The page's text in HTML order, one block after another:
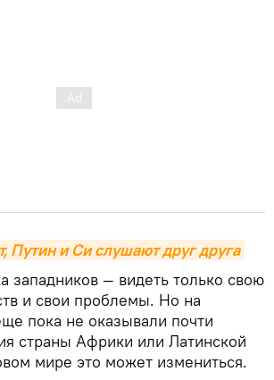
Путин и Си слушают друг друга
западников — видеть только свою
и свои проблемы. Но на
пока не оказывали почти
страны Африки или Латинской
мире это может измениться.